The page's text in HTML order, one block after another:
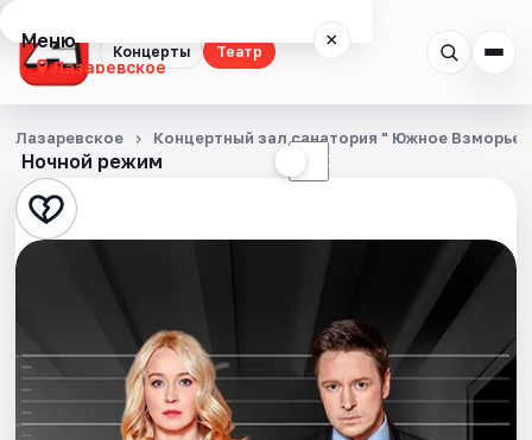
Концерты Театр
Меню ×
Лазаревское
Концерты
Театр
События
Площадки
Артисты
Ночной режим ☾
Лазаревское Концертный зал санатория " Южное Взморье"